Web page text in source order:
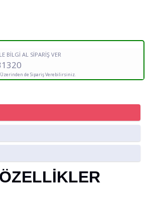
BİLGİ AL SİPARİŞ VER
de Sipariş Verebilirsiniz.